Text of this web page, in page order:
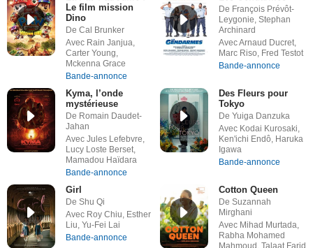
Le film mission
Dino
De Cal Brunker
Avec Rain Janjua,
Carter Young,
Mckenna Grace
Bande-annonce
De François Prévôt-
Leygonie, Stephan
Archinard
Avec Arnaud Ducret,
Marc Riso, Fred Testot
Bande-annonce
Kyma, l’onde
mystérieuse
De Romain Daudet-
Jahan
Avec Jules Lefebvre,
Lucy Loste Berset,
Mamadou Haïdara
Bande-annonce
Des Fleurs pour
Tokyo
De Yuiga Danzuka
Avec Kodai Kurosaki,
Ken'ichi Endô, Haruka
Igawa
Bande-annonce
Girl
De Shu Qi
Avec Roy Chiu, Esther
Liu, Yu-Fei Lai
Bande-annonce
Cotton Queen
De Suzannah
Mirghani
Avec Mihad Murtada,
Rabha Mohamed